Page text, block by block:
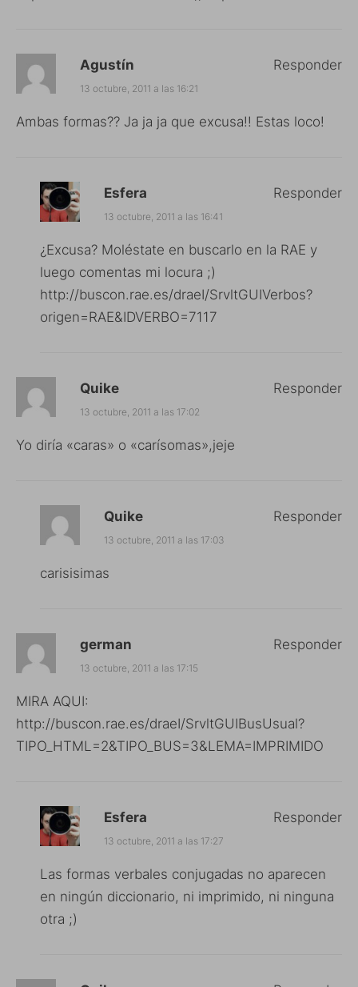
Agustín
13 octubre, 2011 a las 16:21
Ambas formas?? Ja ja ja que excusa!! Estas loco!
Responder
Esfera
13 octubre, 2011 a las 16:41
¿Excusa? Moléstate en buscarlo en la RAE y
luego comentas mi locura ;)
http://buscon.rae.es/draeI/SrvltGUIVerbos?
origen=RAE&IDVERBO=7117
Responder
Quike
13 octubre, 2011 a las 17:02
Yo diría «caras» o «carísomas»,jeje
Responder
Quike
13 octubre, 2011 a las 17:03
carisisimas
Responder
german
13 octubre, 2011 a las 17:15
MIRA AQUI:
http://buscon.rae.es/draeI/SrvltGUIBusUsual?
TIPO_HTML=2&TIPO_BUS=3&LEMA=IMPRIMIDO
Responder
Esfera
13 octubre, 2011 a las 17:27
Las formas verbales conjugadas no aparecen
en ningún diccionario, ni imprimido, ni ninguna
otra ;)
Responder